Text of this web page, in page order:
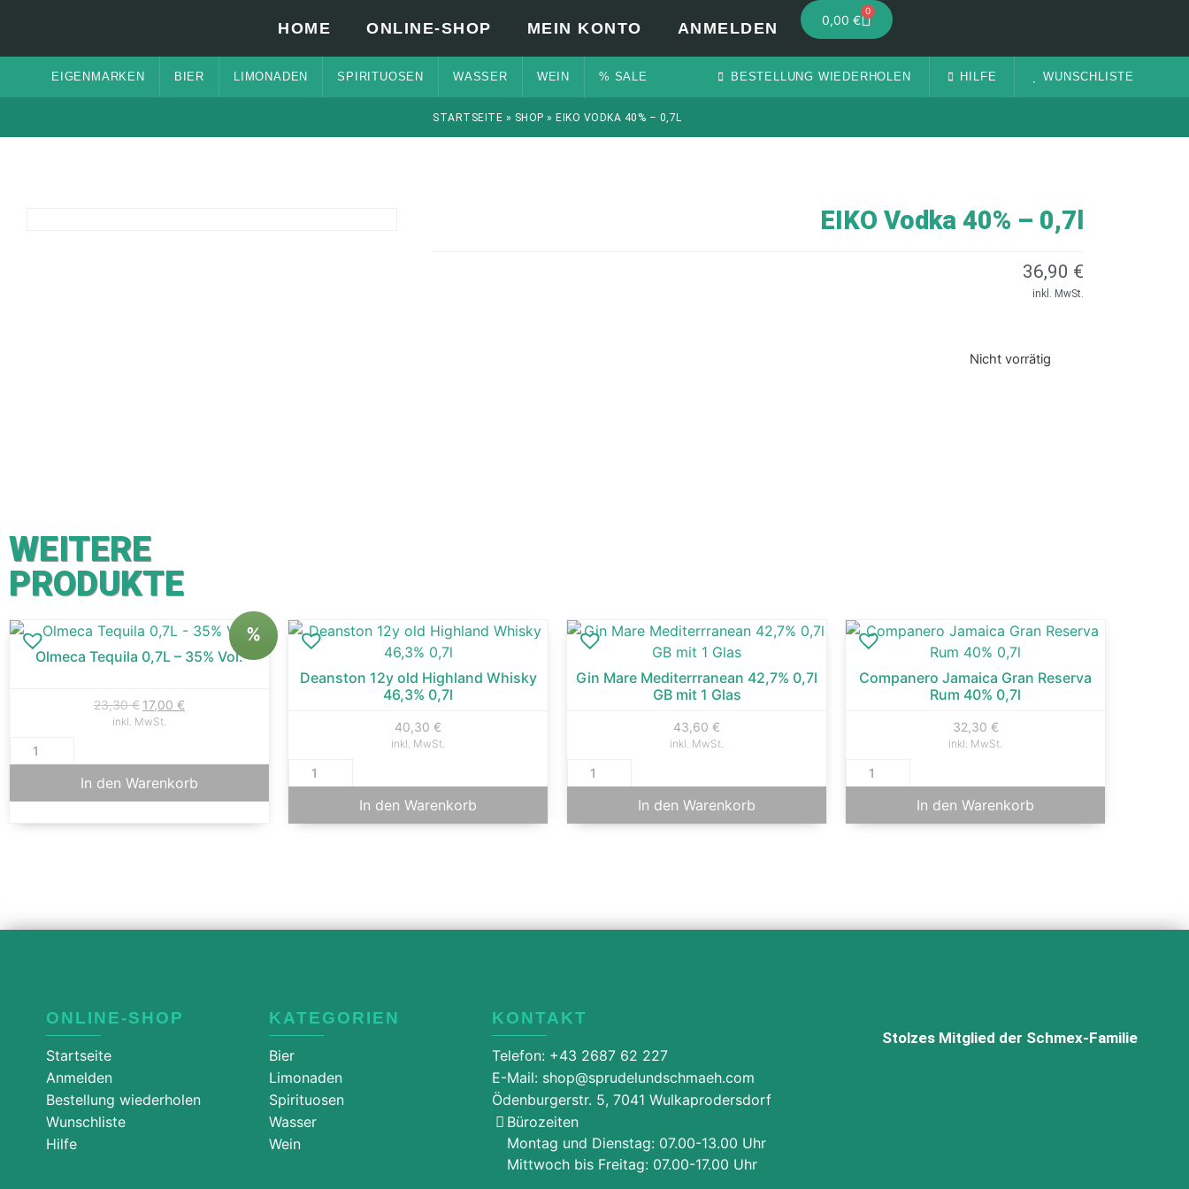
HOME ONLINE-SHOP MEIN KONTO ANMELDEN 0,00 €
0
EIGENMARKEN BIER LIMONADEN SPIRITUOSEN WASSER WEIN % SALE BESTELLUNG WIEDERHOLEN HILFE WUNSCHLISTE
STARTSEITE » SHOP »EIKO VODKA 40% – 0,7L
EIKO Vodka 40% – 0,7l
36,90 €
inkl. MwSt.
Nicht vorrätig
WEITERE
PRODUKTE
%
Olmeca Tequila 0,7L – 35% Vol.
23,30€ 17,00 €
inkl. MwSt.
In den Warenkorb
Deanston 12y old Highland Whisky
46,3% 0,7l
40,30 €
inkl. MwSt.
In den Warenkorb
Gin Mare Mediterrranean 42,7% 0,7l
GB mit 1 Glas
43,60 €
inkl. MwSt.
In den Warenkorb
Companero Jamaica Gran Reserva
Rum 40% 0,7l
32,30 €
inkl. MwSt.
In den Warenkorb
ONLINE-SHOP
Startseite
Anmelden
Bestellung wiederholen
Wunschliste
Hilfe
KATEGORIEN
Bier
Limonaden
Spirituosen
Wasser
Wein
KONTAKT
Telefon: +43 2687 62 227
E-Mail: shop@sprudelundschmaeh.com
Ödenburgerstr. 5, 7041 Wulkaprodersdorf
Bürozeiten
Montag und Dienstag: 07.00-13.00 Uhr
Mittwoch bis Freitag: 07.00-17.00 Uhr
Stolzes Mitglied der Schmex-Familie